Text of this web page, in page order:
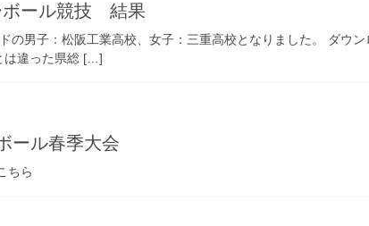
ボール競技 結果
の男子：松阪工業高校、女子：三重高校となりました。 ダ
は違った県総 […]
ール春季大会
ちら